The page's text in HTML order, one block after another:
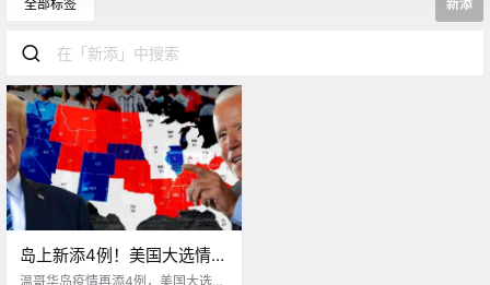
全部标签 新添
岛上新添4例！美国大选情况
胶着，加拿大主流民调支持
温哥华岛疫情再添4例，美国大选战